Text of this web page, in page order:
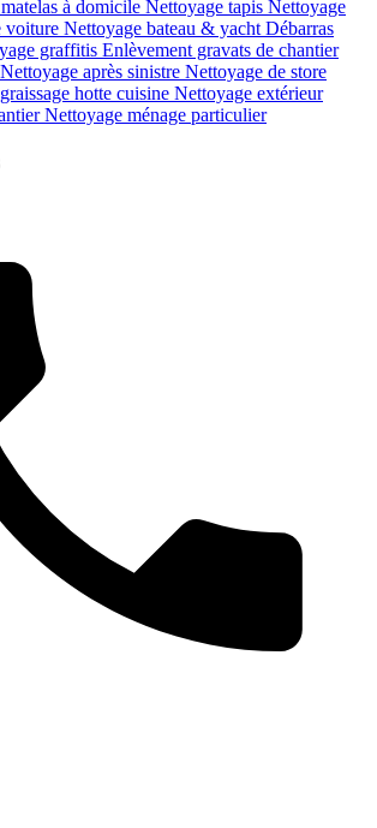
à domicile Nettoyage tapis Nettoyage
voiture Nettoyage bateau & yacht Débarras
graffitis Enlèvement gravats de chantier
Nettoyage après sinistre Nettoyage de store
hotte cuisine Nettoyage extérieur
Nettoyage ménage particulier